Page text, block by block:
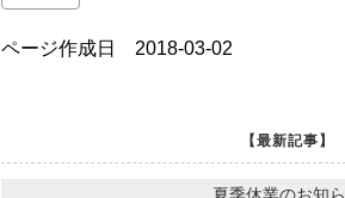
ページ作成日 2018-03-02
【最新記事】